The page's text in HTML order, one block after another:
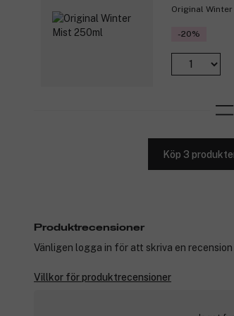
Original
-20%
Köp 3
Produktrecensioner
Vänligen logga in för att skriva en
Villkor för produktrecensioner